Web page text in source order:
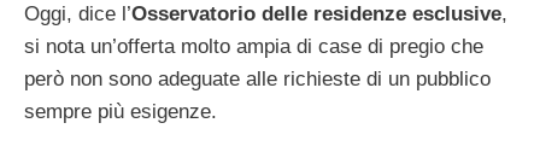
Oggi, dice l’Osservatorio delle residenze esclusive,
si nota un’offerta molto ampia di case di pregio che
però non sono adeguate alle richieste di un pubblico
sempre più esigenze.